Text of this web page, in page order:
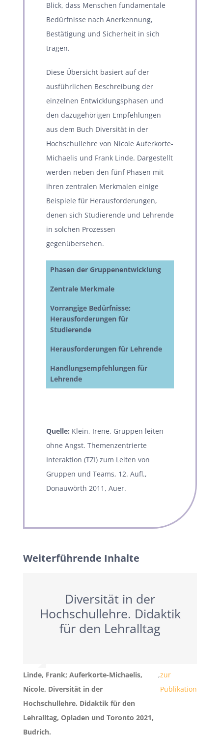
Blick, dass Menschen fundamentale
Bedürfnisse nach Anerkennung,
Bestätigung und Sicherheit in sich
tragen.
Diese Übersicht basiert auf der
ausführlichen Beschreibung der
einzelnen Entwicklungsphasen und
den dazugehörigen Empfehlungen
aus dem Buch Diversität in der
Hochschullehre von Nicole Auferkorte-
Michaelis und Frank Linde. Dargestellt
werden neben den fünf Phasen mit
ihren zentralen Merkmalen einige
Beispiele für Herausforderungen,
denen sich Studierende und Lehrende
in solchen Prozessen
gegenübersehen.
Phasen der Gruppenentwicklung
Zentrale Merkmale
Vorrangige Bedürfnisse;
Herausforderungen für
Studierende
Herausforderungen für Lehrende
Handlungsempfehlungen für
Lehrende
Quelle: Klein, Irene, Gruppen leiten
ohne Angst. Themenzentrierte
Interaktion (TZI) zum Leiten von
Gruppen und Teams, 12. Aufl.,
Donauwörth 2011, Auer.
Weiterführende Inhalte
Diversität in der
Hochschullehre. Didaktik
für den Lehralltag
Linde, Frank; Auferkorte-Michaelis,
Nicole, Diversität in der
Hochschullehre. Didaktik für den
Lehralltag, Opladen und Toronto 2021,
Budrich.
,zur
Publikation